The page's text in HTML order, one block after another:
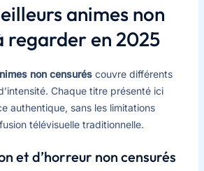
animes non
regarder en 2025
non censuréscouvre différents
Chaque titre présenté ici
authentique, sans les limitations
télévisuelle traditionnelle.
et d’horreur non censurés